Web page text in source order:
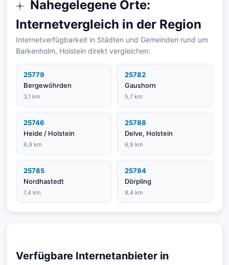
Nahegelegene Orte:
Internetvergleich in der Region
Internetverfügbarkeit in Städten und Gemeinden rund um
Barkenholm, Holstein direkt vergleichen:
25779
Bergewöhrden
3,1 km
25782
Gaushorn
5,7 km
25746
Heide / Holstein
6,9 km
25788
Delve, Holstein
6,9 km
25785
Nordhastedt
7,4 km
25794
Dörpling
8,4 km
Verfügbare Internetanbieter in